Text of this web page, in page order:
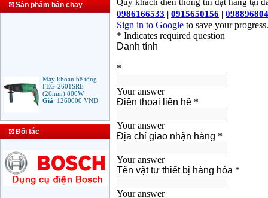
Sản phẩm bán chạy
Máy khoan bê tông
FEG-2601SRE
(26mm) 800W
Giá:1260000VND
Giá:330000VND
Máy Khoan Bosch
GSB 16RE (750W)
Đối tác